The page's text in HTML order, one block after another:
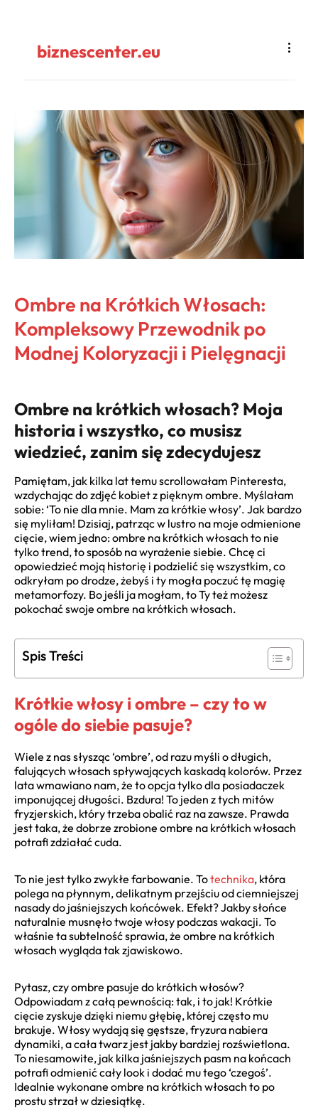
biznescenter.eu
Ombre na Krótkich Włosach:
Kompleksowy Przewodnik po
Modnej Koloryzacji i Pielęgnacji
Ombre na krótkich włosach? Moja
historia i wszystko, co musisz
wiedzieć, zanim się zdecydujesz
Pamiętam, jak kilka lat temu scrollowałam Pinteresta,
wzdychając do zdjęć kobiet z pięknym ombre. Myślałam
sobie: ‘To nie dla mnie. Mam za krótkie włosy’. Jak bardzo
się myliłam! Dzisiaj, patrząc w lustro na moje odmienione
cięcie, wiem jedno: ombre na krótkich włosach to nie
tylko trend, to sposób na wyrażenie siebie. Chcę ci
opowiedzieć moją historię i podzielić się wszystkim, co
odkryłam po drodze, żebyś i ty mogła poczuć tę magię
metamorfozy. Bo jeśli ja mogłam, to Ty też możesz
pokochać swoje ombre na krótkich włosach.
Spis Treści
Krótkie włosy i ombre – czy to w
ogóle do siebie pasuje?
Wiele z nas słysząc ‘ombre’, od razu myśli o długich,
falujących włosach spływających kaskadą kolorów. Przez
lata wmawiano nam, że to opcja tylko dla posiadaczek
imponującej długości. Bzdura! To jeden z tych mitów
fryzjerskich, który trzeba obalić raz na zawsze. Prawda
jest taka, że dobrze zrobione ombre na krótkich włosach
potrafi zdziałać cuda.
To nie jest tylko zwykłe farbowanie. Totechnika, która
polega na płynnym, delikatnym przejściu od ciemniejszej
nasady do jaśniejszych końcówek. Efekt? Jakby słońce
naturalnie musnęło twoje włosy podczas wakacji. To
właśnie ta subtelność sprawia, że ombre na krótkich
włosach wygląda tak zjawiskowo.
Pytasz, czy ombre pasuje do krótkich włosów?
Odpowiadam z całą pewnością: tak, i to jak! Krótkie
cięcie zyskuje dzięki niemu głębię, której często mu
brakuje. Włosy wydają się gęstsze, fryzura nabiera
dynamiki, a cała twarz jest jakby bardziej rozświetlona.
To niesamowite, jak kilka jaśniejszych pasm na końcach
potrafi odmienić cały look i dodać mu tego ‘czegoś’.
Idealnie wykonane ombre na krótkich włosach to po
prostu strzał w dziesiątkę.